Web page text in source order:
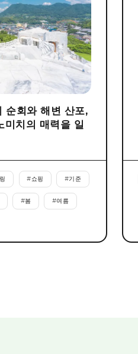
순회와 해변 산포,
미치의 매력을 일
#쇼핑 #기준
#봄 #여름